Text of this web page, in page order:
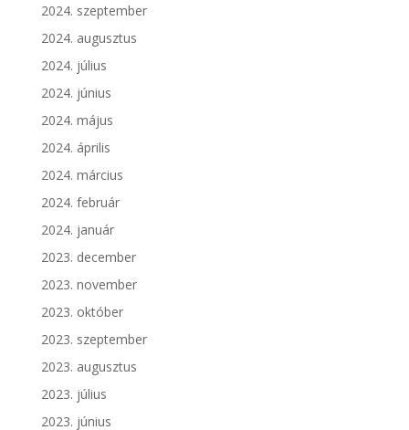
2024. szeptember
2024. augusztus
2024. július
2024. június
2024. május
2024. április
2024. március
2024. február
2024. január
2023. december
2023. november
2023. október
2023. szeptember
2023. augusztus
2023. július
2023. június